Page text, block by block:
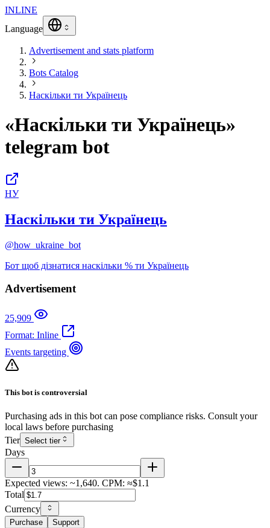
INLINE
Language
Advertisement and stats platform
Bots Catalog
Наскільки ти Українець
«Наскільки ти Українець»
telegram bot
НУ
Наскільки ти Українець
@how_ukraine_bot
Бот щоб дізнатися наскільки % ти Українець
Advertisement
25,909
Format: Inline
Events targeting
This bot is controversial
Purchasing ads in this bot can pose compliance risks. Consult your
local laws before purchasing
Tier Select tier
Days
Expected views: ~1,640. CPM: ≈$1.1
Total
Currency
Purchase Support